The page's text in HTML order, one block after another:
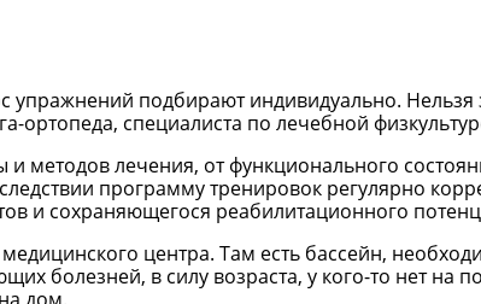
упражнений подбирают индивидуально. Нельзя
ортопеда, специалиста по лечебной
методов лечения, от функционального
программу тренировок регулярно
и сохраняющегося реабилитационного
центра. Там есть бассейн,
болезней, в силу возраста, у кого-то нет на